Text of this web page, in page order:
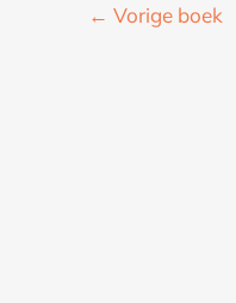
← Vorige boek